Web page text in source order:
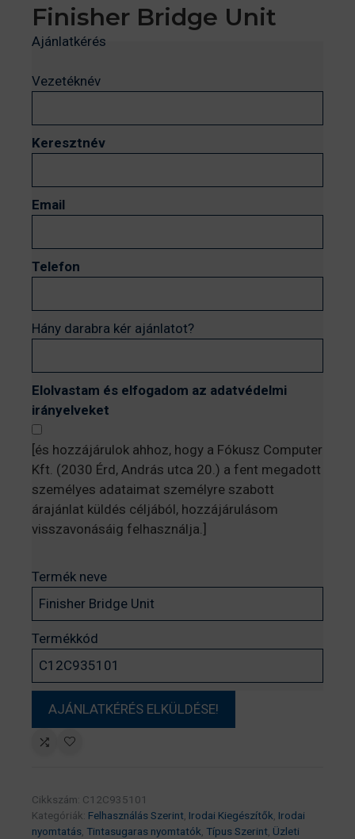
Finisher Bridge Unit
Ajánlatkérés
Vezetéknév
Keresztnév
Email
Telefon
Hány darabra kér ajánlatot?
Elolvastam és elfogadom az adatvédelmi
irányelveket
[és hozzájárulok ahhoz, hogy a Fókusz Computer
Kft. (2030 Érd, András utca 20.) a fent megadott
személyes adataimat személyre szabott
árajánlat küldés céljából, hozzájárulásom
visszavonásáig felhasználja.]
Termék neve
Termékkód
Cikkszám: C12C935101
Kategóriák: Felhasználás Szerint, Irodai Kiegészítők, Irodai
nyomtatás, Tintasugaras nyomtatók, Típus Szerint, Üzleti